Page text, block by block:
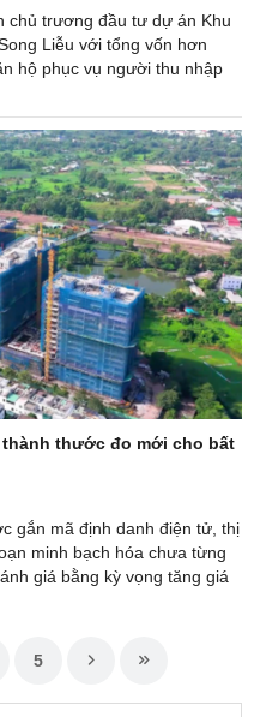
chủ trương đầu tư dự án Khu
Liễu với tổng vốn hơn
hộ phục vụ người thu nhập
thước đo mới cho bất
gắn mã định danh điện tử, thị
minh bạch hóa chưa từng
giá bằng kỳ vọng tăng giá
5